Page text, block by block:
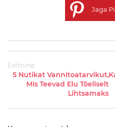
i
d
n
d
Jaga
Eelmine
5 Nutikat Vannitoatarvikut,
Mis Teevad Elu Tõeliselt
Lihtsamaks